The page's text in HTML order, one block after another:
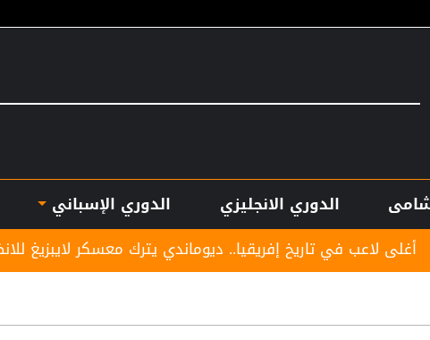
الدوري الانجليزي الدوري الإسباني
إفريقيا.. ديوماندي يترك معسكر لايبزيغ للانضمام لريال مدريد